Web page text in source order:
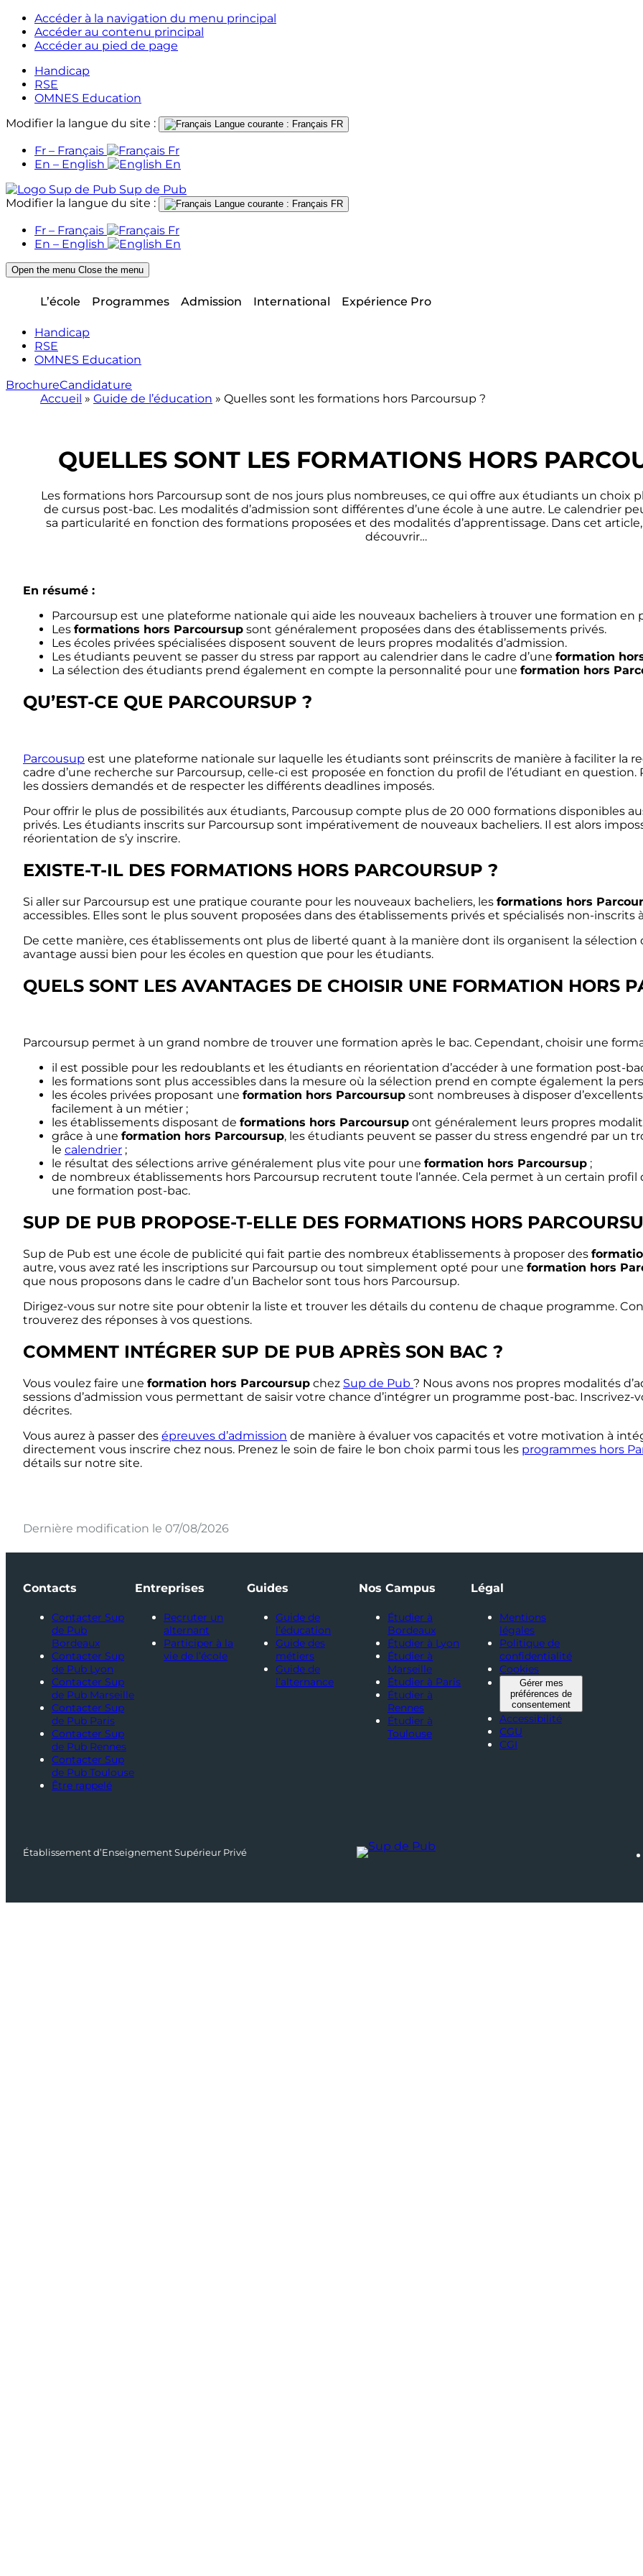
Accéder à la navigation du menu principal
Accéder au contenu principal
Accéder au pied de page
Handicap
RSE
OMNES Education
Modifier la langue du site :
Langue courante : Français FR
Fr – Français
Fr
En – English
En
Sup de Pub
Modifier la langue du site :
Langue courante : Français FR
Fr – Français
Fr
En – English
En
Open the menu Close the menu
L’école Programmes Admission International Expérience Pro
Handicap
RSE
OMNES Education
BrochureCandidature
Accueil » Guide de l’éducation » Quelles sont les formations hors Parcoursup ?
QUELLES SONT LES FORMATIONS HORS
Les formations hors Parcoursup sont de nos jours plus nombreuses, ce qui offre aux étudiants un choix
de cursus post-bac. Les modalités d’admission sont différentes d’une école à une autre. Le calendrier
sa particularité en fonction des formations proposées et des modalités d’apprentissage. Dans cet
découvrir…
En résumé :
Parcoursup est une plateforme nationale qui aide les nouveaux bacheliers à trouver une formation en
Les formations hors Parcoursup sont généralement proposées dans des établissements privés.
Les écoles privées spécialisées disposent souvent de leurs propres modalités d’admission.
Les étudiants peuvent se passer du stress par rapport au calendrier dans le cadre d’une formation
La sélection des étudiants prend également en compte la personnalité pour une formation hors
QU’EST-CE QUE PARCOURSUP ?
Parcousup est une plateforme nationale sur laquelle les étudiants sont préinscrits de manière à faciliter la
cadre d’une recherche sur Parcoursup, celle-ci est proposée en fonction du profil de l’étudiant en
les dossiers demandés et de respecter les différents deadlines imposés.
Pour offrir le plus de possibilités aux étudiants, Parcousup compte plus de 20 000 formations disponibles
privés. Les étudiants inscrits sur Parcoursup sont impérativement de nouveaux bacheliers. Il est alors
réorientation de s’y inscrire.
EXISTE-T-IL DES FORMATIONS HORS PARCOURSUP ?
Si aller sur Parcoursup est une pratique courante pour les nouveaux bacheliers, les formations hors
accessibles. Elles sont le plus souvent proposées dans des établissements privés et spécialisés non-inscrits
De cette manière, ces établissements ont plus de liberté quant à la manière dont ils organisent la
avantage aussi bien pour les écoles en question que pour les étudiants.
QUELS SONT LES AVANTAGES DE CHOISIR UNE FORMATION HORS
Parcoursup permet à un grand nombre de trouver une formation après le bac. Cependant, choisir une
il est possible pour les redoublants et les étudiants en réorientation d’accéder à une formation post-
les formations sont plus accessibles dans la mesure où la sélection prend en compte également la
les écoles privées proposant une formation hors Parcoursup sont nombreuses à disposer
facilement à un métier ;
les établissements disposant de formations hors Parcoursup ont généralement leurs propres
grâce à une formation hors Parcoursup, les étudiants peuvent se passer du stress engendré par un
le calendrier ;
le résultat des sélections arrive généralement plus vite pour une formation hors Parcoursup ;
de nombreux établissements hors Parcoursup recrutent toute l’année. Cela permet à un certain profil
une formation post-bac.
SUP DE PUB PROPOSE-T-ELLE DES FORMATIONS HORS
Sup de Pub est une école de publicité qui fait partie des nombreux établissements à proposer des
autre, vous avez raté les inscriptions sur Parcoursup ou tout simplement opté pour une formation hors
que nous proposons dans le cadre d’un Bachelor sont tous hors Parcoursup.
Dirigez-vous sur notre site pour obtenir la liste et trouver les détails du contenu de chaque programme.
trouverez des réponses à vos questions.
COMMENT INTÉGRER SUP DE PUB APRÈS SON BAC ?
Vous voulez faire une formation hors Parcoursup chez Sup de Pub ? Nous avons nos propres modalités
sessions d’admission vous permettant de saisir votre chance d’intégrer un programme post-bac.
décrites.
Vous aurez à passer des épreuves d’admission de manière à évaluer vos capacités et votre motivation à
directement vous inscrire chez nous. Prenez le soin de faire le bon choix parmi tous les programmes hors
détails sur notre site.
Dernière modification le 07/08/2026
Contacts
Contacter Sup
de Pub
Bordeaux
Contacter Sup
de Pub Lyon
Contacter Sup
de Pub Marseille
Contacter Sup
de Pub Paris
Contacter Sup
de Pub Rennes
Contacter Sup
de Pub Toulouse
Être rappelé
Entreprises
Recruter un
alternant
Participer à la
vie de l’école
Guides
Guide de
l’éducation
Guide des
métiers
Guide de
l’alternance
Nos Campus
Étudier à
Bordeaux
Étudier à Lyon
Étudier à
Marseille
Étudier à Paris
Étudier à
Rennes
Étudier à
Toulouse
Légal
Mentions
légales
Politique de
confidentialité
Cookies
Gérer mes
préférences de
consentement
Accessibilité
CGU
CGI
Établissement d’Enseignement Supérieur Privé